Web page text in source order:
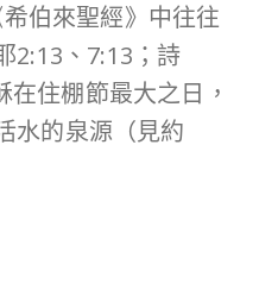
伯來聖經》中往往
2:13、7:13；詩
住棚節最大之日，
水的泉源（見約